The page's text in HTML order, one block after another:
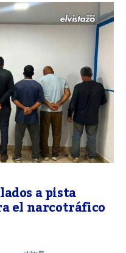
a pista
el narcotráfico